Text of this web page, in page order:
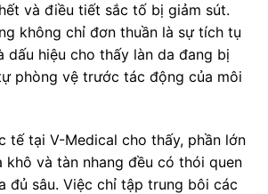
và điều tiết sắc tố bị giảm sút.
không chỉ đơn thuần là sự tích tụ
dấu hiệu cho thấy làn da đang bị
phòng vệ trước tác động của môi
tế tại V-Medical cho thấy, phần lớn
khô và tàn nhang đều có thói quen
đủ sâu. Việc chỉ tập trung bôi các